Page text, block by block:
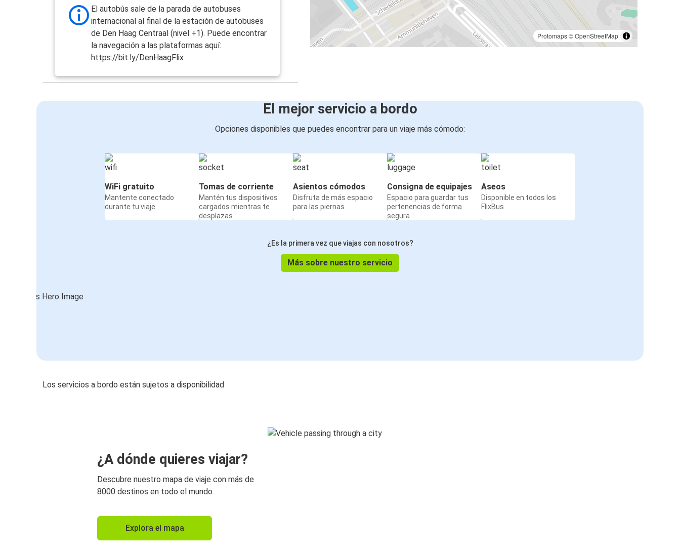
Protomaps©OpenStreetMap
El autobús sale de la parada de autobuses
internacional al final de la estación de autobuses
de Den Haag Centraal (nivel +1). Puede encontrar
la navegación a las plataformas aquí:
https://bit.ly/DenHaagFlix
El mejor servicio a bordo
Opciones disponibles que puedes encontrar para un viaje más cómodo:
WiFi gratuito
Mantente conectado
durante tu viaje
Tomas de corriente
Mantén tus dispositivos
cargados mientras te
desplazas
Asientos cómodos
Disfruta de más espacio
para las piernas
Consigna de equipajes
Espacio para guardar tus
pertenencias de forma
segura
Aseos
Disponible en todos los
FlixBus
¿Es la primera vez que viajas con nosotros?
Más sobre nuestro servicio
Los servicios a bordo están sujetos a disponibilidad
¿A dónde quieres viajar?
Descubre nuestro mapa de viaje con más de
8000 destinos en todo el mundo.
Explora el mapa